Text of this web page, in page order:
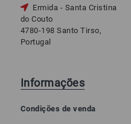
Ermida - Santa Cristina
do Couto
4780-198 Santo Tirso,
Portugal
Informações
Condições de venda